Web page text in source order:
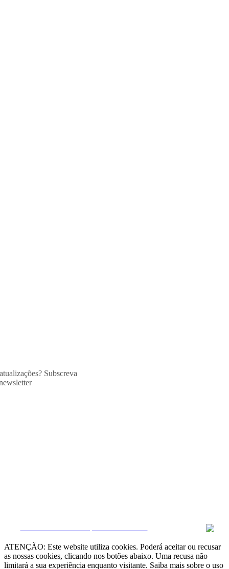
Subscreva
ATENÇÃO: Este website utiliza cookies. Poderá aceitar ou recusar
as nossas cookies, clicando nos botões abaixo. Uma recusa não
limitará a sua experiência enquanto visitante. Saiba mais sobre o uso